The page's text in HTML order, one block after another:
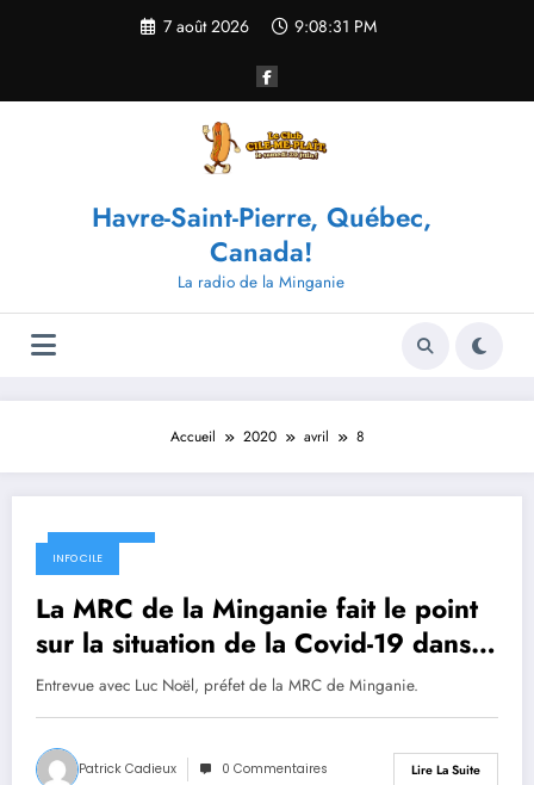
7 août 2026 9:08:31 PM
Havre-Saint-Pierre, Québec,
Canada!
La radio de la Minganie
Accueil 2020 avril 8
8 avril 2020
INFO CILE
La MRC de la Minganie fait le point
sur la situation de la Covid-19 dans
la région.
Entrevue avec Luc Noël, préfet de la MRC de Minganie.
Patrick Cadieux 0 Commentaires Lire La Suite